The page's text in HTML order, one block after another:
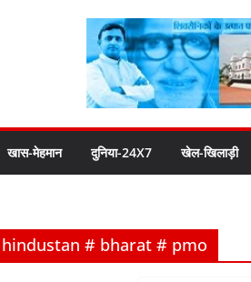
खास-मेहमान दुनिया-24X7 खेल-खिलाड़ी
# bharat # pmo